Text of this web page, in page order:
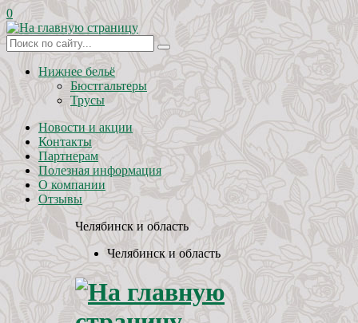
0
Нижнее бельё
Бюстгальтеры
Трусы
Новости и акции
Контакты
Партнерам
Полезная информация
О компании
Отзывы
Челябинск и область
Челябинск и область